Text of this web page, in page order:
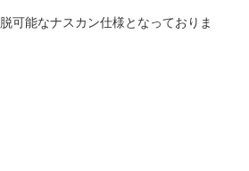
可能なナスカン仕様となっておりま